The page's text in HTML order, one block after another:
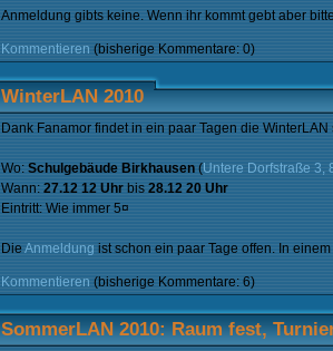
Anmeldung gibts keine. Wenn ihr kommt gebt aber
Kommentieren (bisherige Kommentare: 0)
WinterLAN 2010
Dank Fanamor findet in ein paar Tagen die
Wo: Schulgebäude Birkhausen (Untere Dorfstraße 3,
Wann: 27.12 12 Uhr bis 28.12 20 Uhr
Eintritt: Wie immer 5¤
Die Anmeldung ist schon ein paar Tage offen. In einem
Kommentieren (bisherige Kommentare: 6)
SommerLAN 2010: Raum fest,